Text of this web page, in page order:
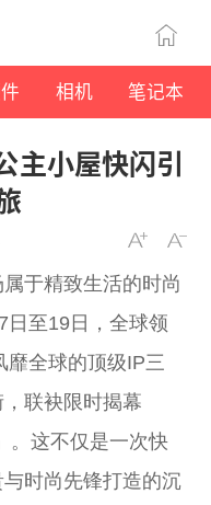
相机 笔记本
小屋快闪引
于精致生活的时尚
日至19日，全球领
靡全球的顶级IP三
联袂限时揭幕
。这不仅是一次快
时尚先锋打造的沉